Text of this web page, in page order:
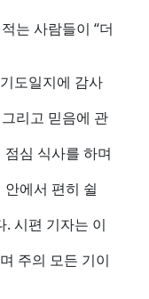
는 사람들이 “더
도일지에 감사
리고 믿음에 관
심 식사를 하며
에서 편히 쉴
. 시편 기자는 이
주의 모든 기이